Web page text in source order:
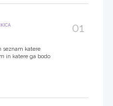
seznam katere
in katere ga bodo
01